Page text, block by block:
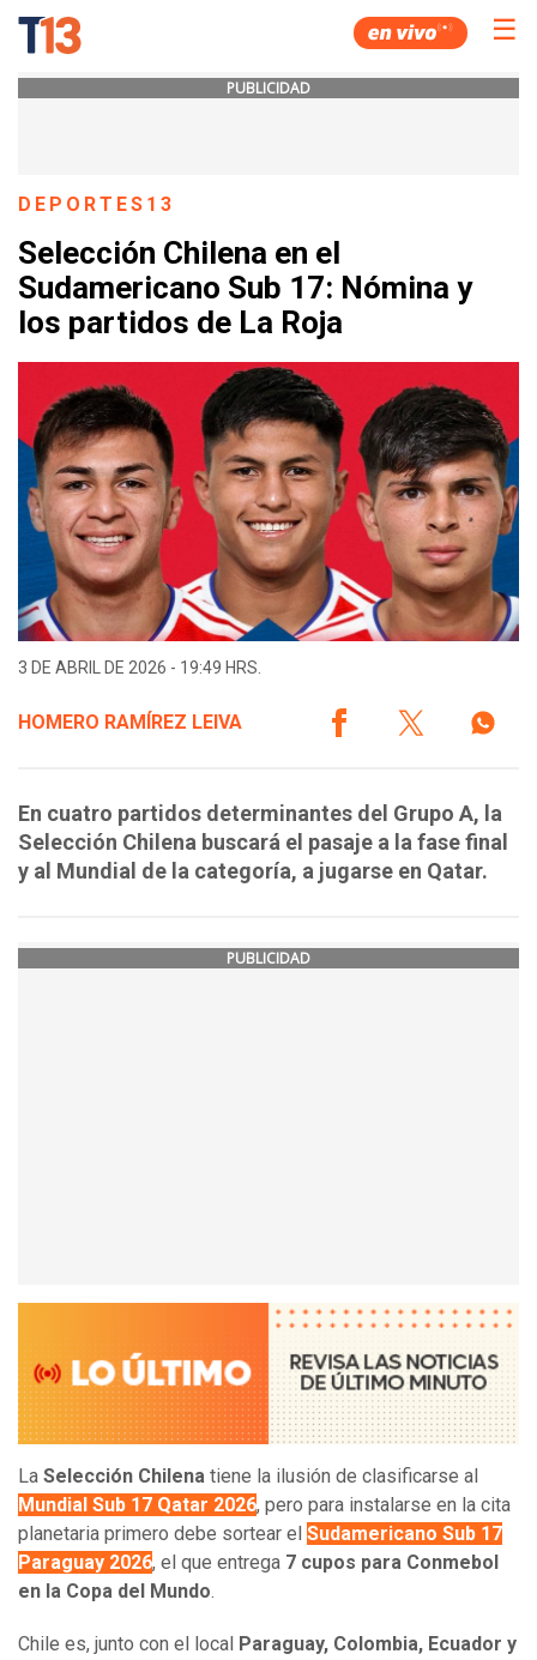
☰
PUBLICIDAD
DEPORTES13
Selección Chilena en el
Sudamericano Sub 17: Nómina y
los partidos de La Roja
3 DE ABRIL DE 2026 - 19:49 HRS.
HOMERO RAMÍREZ LEIVA
En cuatro partidos determinantes del Grupo A, la
Selección Chilena buscará el pasaje a la fase final
y al Mundial de la categoría, a jugarse en Qatar.
PUBLICIDAD
La Selección Chilena tiene la ilusión de clasificarse al
Mundial Sub 17 Qatar 2026, pero para instalarse en la cita
planetaria primero debe sortear el Sudamericano Sub 17
Paraguay 2026, el que entrega 7 cupos para Conmebol
en la Copa del Mundo.
Chile es, junto con el local Paraguay, Colombia, Ecuador y